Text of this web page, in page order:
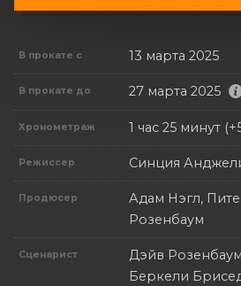
В прокате с 13 марта 2025
В прокате до 27 марта 2025
Хронометраж 1 час 25 минут
Режиссер Синция
Продюсер
Адам Нэгл,
Розенбаум
Сценарист
Дэйв
Беркели